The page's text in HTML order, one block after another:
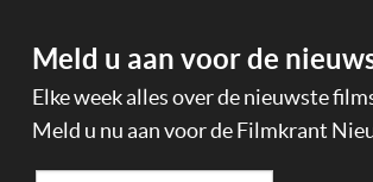
Meld u aan voor de
Elke week alles over de nieuwste
Meld u nu aan voor de Filmkrant